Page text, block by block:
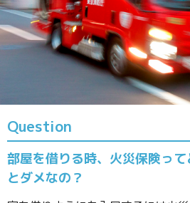
部屋を借りる時、火災保険っ
とダメなの？
Question